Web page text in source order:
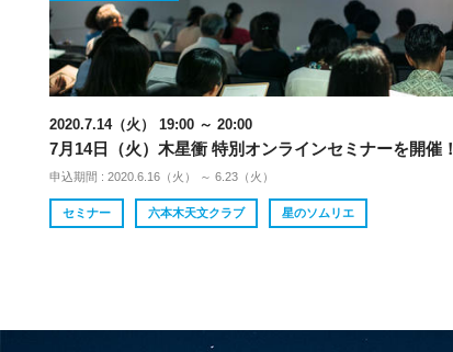
2020.7.14（火） 19:00 ～ 20:00
7月14日（火）木星衝 特別オンラインセミナーを開催！
申込期間 : 2020.6.16（火） ～ 6.23（火）
セミナー 六本木天文クラブ 星のソムリエ